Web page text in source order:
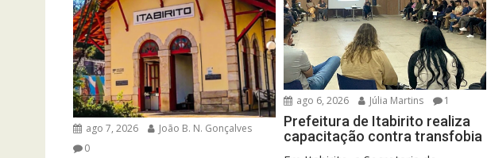
ago 7, 2026
João B. N. Gonçalves
0
ago 6, 2026 Júlia Martins 1
Prefeitura de Itabirito realiza
capacitação contra transfobia